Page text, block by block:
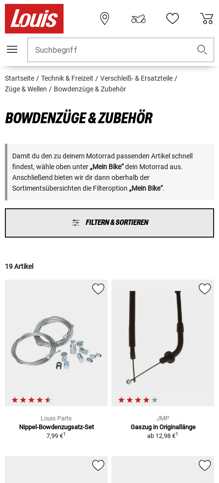
Suchbegriff
Startseite Technik & Freizeit
Verschleiß- & Ersatzteile
Züge & Wellen
Bowdenzüge & Zubehör
BOWDENZÜGE & ZUBEHÖR
Damit du den zu deinem Motorrad passenden Artikel schnell
findest, wähle oben unter„Mein Bike“dein Motorrad aus.
Anschließend bieten wir dir dann oberhalb der
Sortimentsübersichten die Filteroption „Mein Bike“.
FILTERN & SORTIEREN
19 Artikel
Louis Parts
Nippel-Bowdenzugsatz-Set
7,99 €1
JMP
Gaszug in Originallänge
ab 12,98 €1